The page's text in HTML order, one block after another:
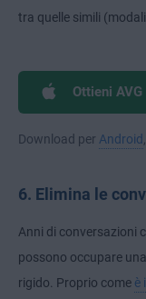
tra quelle simili
Ottieni AVG
Download per Android
6. Elimina le
Anni di conversazioni
possono occupare
rigido. Proprio come è